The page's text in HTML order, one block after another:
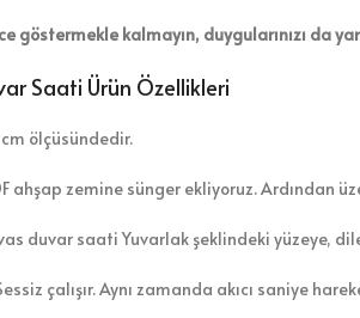
göstermekle kalmayın, duygularınızı da
Saati Ürün Özellikleri
ölçüsündedir.
ahşap zemine sünger ekliyoruz. Ardından
duvar saati Yuvarlak şeklindeki yüzeye,
çalışır. Aynı zamanda akıcı saniye